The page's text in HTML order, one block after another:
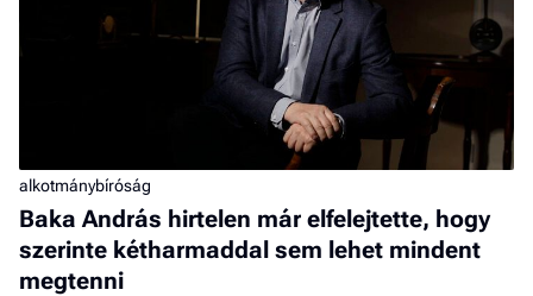
alkotmánybíróság
Baka András hirtelen már elfelejtette, hogy
szerinte kétharmaddal sem lehet mindent
megtenni